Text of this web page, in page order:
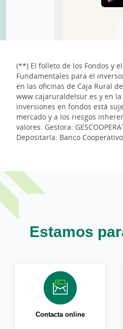
(**) El folleto de los Fondos y
Fundamentales para el
en las oficinas de Caja Rural
www.cajaruraldelsur.es y en la
inversiones en fondos está
mercado y a los riesgos
valores. Gestora:
Depositaría: Banco Cooperativo
Estamos
Contacta online